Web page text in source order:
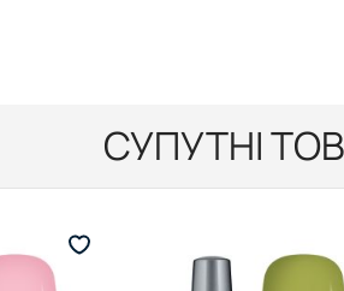
СУПУТНІ